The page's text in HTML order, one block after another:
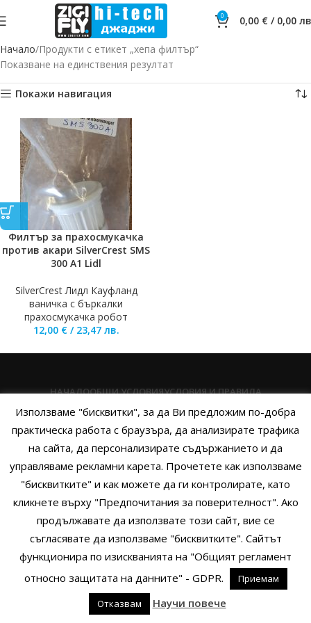
0 0,00 € / 0,00
Начало Продукти с етикет „хепа филтър“
Показване на единствения резултат
Покажи навигация
Филтър за прахосмукачка
против акари SilverCrest SMS
300 A1 Lidl
SilverCrest Лидл Кауфланд
ваничка с бъркалки
прахосмукачка робот
12,00 € / 23,47 лв.
НАЧАЛООБЩИ УСЛОВИЯУСЛОВИЯ И ПРАВИЛА
ПОЛИТИКА НА БИСКВИТКИТЕПОЛИТИКА ЗА ПОВЕРИТЕЛНОСТ
НАЧИНИ НА ПЛАЩАНЕИЗПРАТЕТЕ ЗАПИТВАНЕ
Copyright © 2014 - 2024 Zigifly.com — Developed byWe Work With
You
Използваме "бисквитки", за да Ви предложим по-добра
практическа работа с браузъра, да анализирате трафика
на сайта, да персонализирате съдържанието и да
управляваме рекламни карета. Прочетете как използваме
"бисквитките" и как можете да ги контролирате, като
кликнете върху "Предпочитания за поверителност". Ако
продължавате да използвате този сайт, вие се
съгласявате да използваме "бисквитките". Сайтът
функционира по изискванията на "Общият регламент
относно защитата на данните" - GDPR.
Приемам
Отказвам
Научи повече